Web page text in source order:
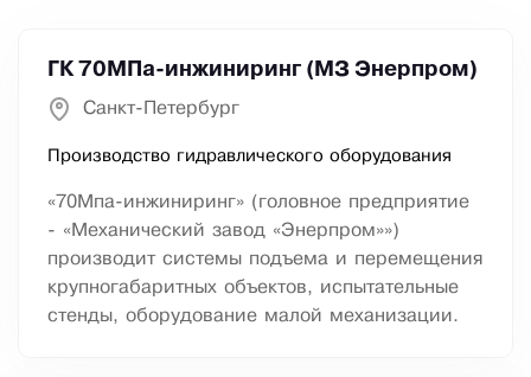
ГК 70МПа-инжиниринг (МЗ Энерпром)
Санкт-Петербург
Производство гидравлического оборудования
«70Мпа-инжиниринг» (головное предприятие
- «Механический завод «Энерпром»»)
производит системы подъема и перемещения
крупногабаритных объектов, испытательные
стенды, оборудование малой механизации.